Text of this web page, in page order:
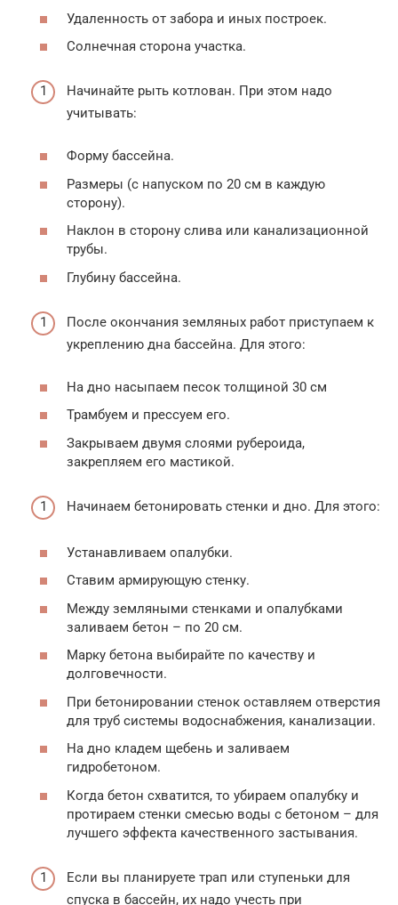
Удаленность от забора и иных построек.
Солнечная сторона участка.
Начинайте рыть котлован. При этом надо
учитывать:
Форму бассейна.
Размеры (с напуском по 20 см в каждую
сторону).
Наклон в сторону слива или канализационной
трубы.
Глубину бассейна.
После окончания земляных работ приступаем к
укреплению дна бассейна. Для этого:
На дно насыпаем песок толщиной 30 см
Трамбуем и прессуем его.
Закрываем двумя слоями рубероида,
закрепляем его мастикой.
Начинаем бетонировать стенки и дно. Для этого:
Устанавливаем опалубки.
Ставим армирующую стенку.
Между земляными стенками и опалубками
заливаем бетон – по 20 см.
Марку бетона выбирайте по качеству и
долговечности.
При бетонировании стенок оставляем отверстия
для труб системы водоснабжения, канализации.
На дно кладем щебень и заливаем
гидробетоном.
Когда бетон схватится, то убираем опалубку и
протираем стенки смесью воды с бетоном – для
лучшего эффекта качественного застывания.
Если вы планируете трап или ступеньки для
спуска в бассейн, их надо учесть при